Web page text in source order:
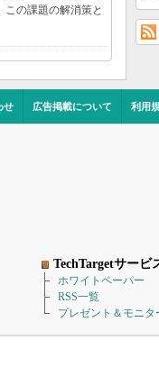
の課題の解消策と
せ 広告掲載について 利用
TechTargetサービ
ホワイトペーパー
RSS一覧
プレゼント＆モニタ